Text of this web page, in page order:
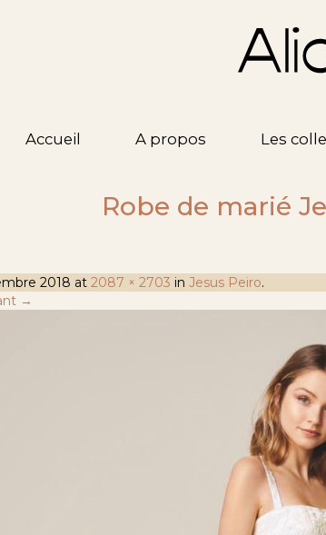
Accueil A propos Les
Robe de marié
2018 at 2087 × 2703 in Jesus Peiro.
→